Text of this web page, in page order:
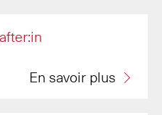
En savoir plus